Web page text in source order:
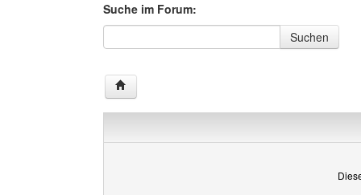
Suche im Forum:
Suche im Forum
Suchen